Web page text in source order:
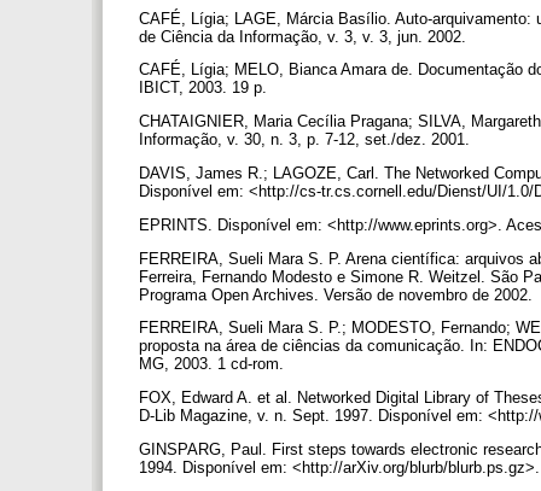
CAFÉ, Lígia; LAGE, Márcia Basílio. Auto-arquivamento:
de Ciência da Informação, v. 3, v. 3, jun. 2002.
CAFÉ, Lígia; MELO, Bianca Amara de. Documentação
IBICT, 2003. 19 p.
CHATAIGNIER, Maria Cecília Pragana; SILVA,
Informação, v. 30, n. 3, p. 7-12, set./dez. 2001.
DAVIS, James R.; LAGOZE, Carl. The Networked
Disponível em: <http://cs-tr.cs.cornell.edu/Dienst/UI/
EPRINTS. Disponível em: <http://www.eprints.org>.
FERREIRA, Sueli Mara S. P. Arena científica: arquivos
Ferreira, Fernando Modesto e Simone R. Weitzel. São
Programa Open Archives. Versão de novembro de 2002.
FERREIRA, Sueli Mara S. P.; MODESTO, Fernando;
proposta na área de ciências da comunicação. In:
MG, 2003. 1 cd-rom.
FOX, Edward A. et al. Networked Digital Library of
D-Lib Magazine, v. n. Sept. 1997. Disponível em:
GINSPARG, Paul. First steps towards electronic
1994. Disponível em: <http://arXiv.org/blurb/